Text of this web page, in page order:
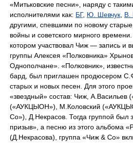
«Митьковские песни», наряду с
исполнителями как: БГ, Ю. Шевчук, В.
другими, спевшими по новому
войны и советского мирного
котором участвовал Чиж — запись и
группы Алексея «Полковника»
Однополчане». «Полковник»,
бард, был приглашен продюсером
старых и новых песен. Для этого
«звездный» состав: Чиж, А.Васильев
(«АУКЦЫОН»), М.Коловский
Со»), Д.Некрасов. Тогда группой был
призыв», а песню из этого альбома
(Д.Некрасова), группа «Чиж & Со»